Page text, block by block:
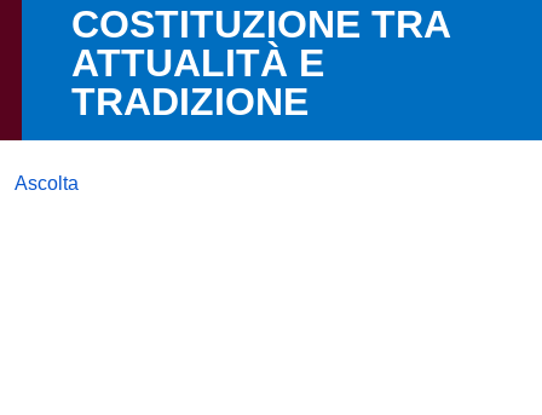
COSTITUZIONE TRA
ATTUALITÀ E
TRADIZIONE
Ascolta